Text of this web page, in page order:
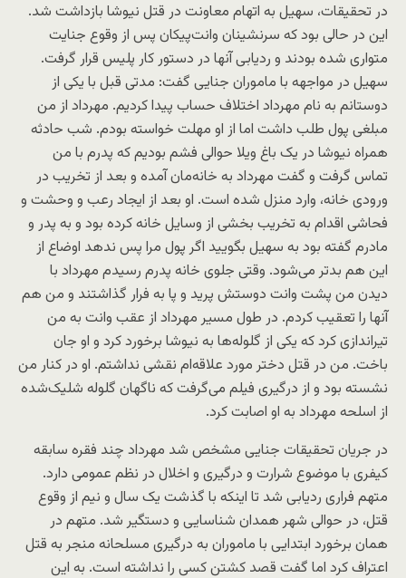
در تحقیقات، سهیل به اتهام معاونت در قتل نیوشا بازداشت شد.
این در حالی بود که سرنشینان وانت‌پیکان پس از وقوع جنایت
متواری شده بودند و ردیابی آنها در دستور کار پلیس قرار گرفت.
سهیل در مواجهه با ماموران جنایی گفت: مدتی قبل با یکی از
دوستانم به نام مهرداد اختلاف حساب پیدا کردیم. مهرداد از من
مبلغی پول طلب داشت اما از او مهلت خواسته بودم. شب حادثه
همراه نیوشا در یک باغ ویلا حوالی فشم بودیم که پدرم با من
تماس گرفت و گفت مهرداد به خانه‌مان آمده و بعد از تخریب در
ورودی خانه، وارد منزل شده است. او بعد از ایجاد رعب و وحشت و
فحاشی اقدام به تخریب بخشی از وسایل خانه کرده بود و به پدر و
مادرم گفته بود به سهیل بگویید اگر پول مرا پس ندهد اوضاع از
این هم بدتر می‌شود. وقتی جلوی خانه پدرم رسیدم مهرداد با
دیدن من پشت وانت دوستش پرید و پا به فرار گذاشتند و من هم
آنها را تعقیب کردم. در طول مسیر مهرداد از عقب وانت به من
تیراندازی کرد که یکی از گلوله‌ها به نیوشا برخورد کرد و او جان
باخت. من در قتل دختر مورد علاقه‌ام نقشی نداشتم. او در کنار من
نشسته بود و از درگیری فیلم می‌گرفت که ناگهان گلوله شلیک‌شده
از اسلحه مهرداد به او اصابت کرد.
در جریان تحقیقات جنایی مشخص شد مهرداد چند فقره سابقه
کیفری با موضوع شرارت و درگیری و اخلال در نظم عمومی دارد.
متهم فراری ردیابی شد تا اینکه با گذشت یک سال و نیم از وقوع
قتل، در حوالی شهر همدان شناسایی و دستگیر شد. متهم در
همان برخورد ابتدایی با ماموران به درگیری مسلحانه منجر به قتل
اعتراف کرد اما گفت قصد کشتن کسی را نداشته است. به این